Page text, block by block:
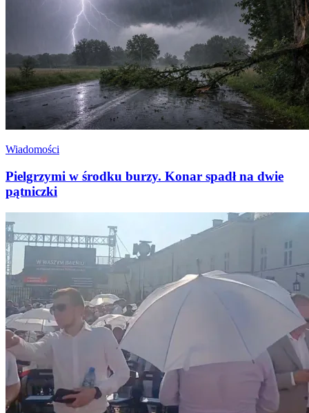
Wiadomości
Pielgrzymi w środku burzy. Konar spadł na dwie
pątniczki